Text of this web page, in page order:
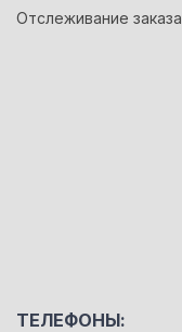
Отслеживание заказа
ТЕЛЕФОНЫ: